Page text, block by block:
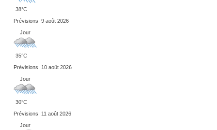
38°C
Prévisions 9 août 2026
Jour
35°C
Prévisions
10 août 2026
Jour
30°C
Prévisions
11 août 2026
Jour